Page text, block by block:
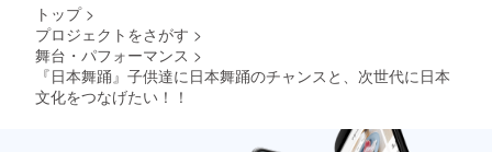
トップ >
プロジェクトをさがす >
舞台・パフォーマンス >
『日本舞踊』子供達に日本舞踊のチャンスと、次世代に日本
文化をつなげたい！！